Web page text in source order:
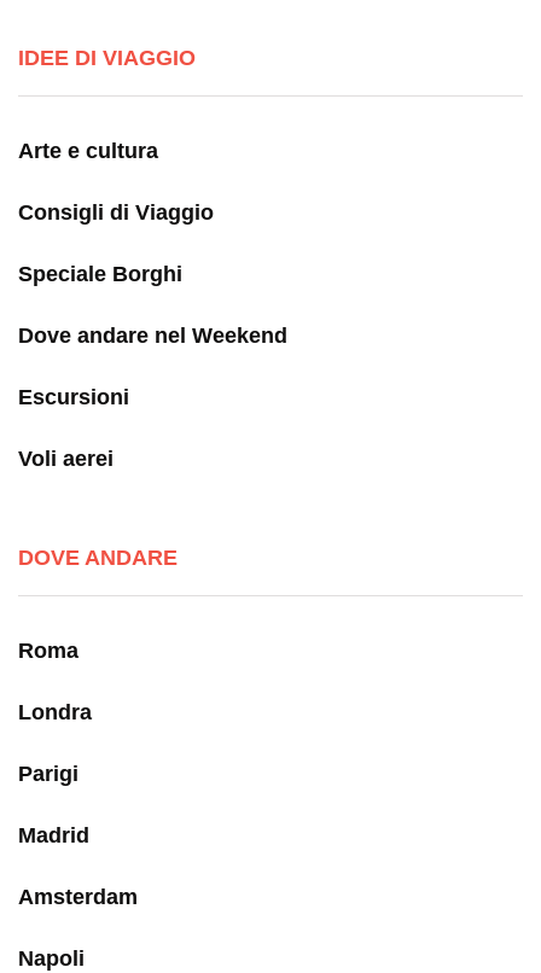
IDEE DI VIAGGIO
Arte e cultura
Consigli di Viaggio
Speciale Borghi
Dove andare nel Weekend
Escursioni
Voli aerei
DOVE ANDARE
Roma
Londra
Parigi
Madrid
Amsterdam
Napoli